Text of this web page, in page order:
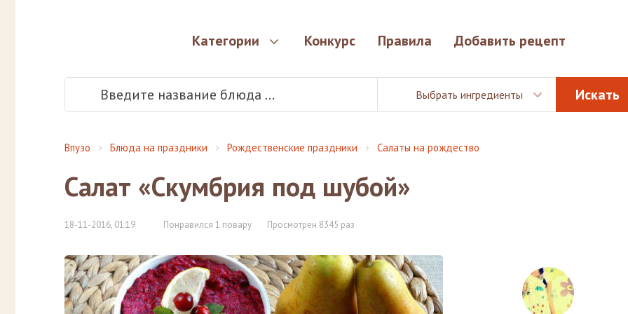
Категории Конкурс Правила Добавить рецепт
Выбрать ингредиенты
Впузо Блюда на праздники Рождественские праздники Салаты на рождество
Салат «Скумбрия под шубой»
18-11-2016, 01:19 Понравился 1 повару Просмотрен 8345 раз